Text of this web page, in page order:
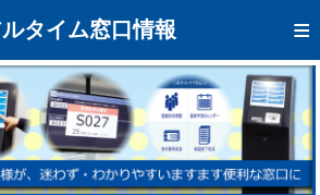
タイム窓口情報
ー
状況
番号状況